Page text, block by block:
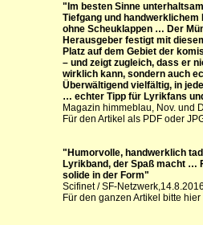
"Im besten Sinne
Tiefgang und handwerklichem
ohne Scheuklappen … Der
Herausgeber festigt mit
Platz auf dem Gebiet der
– und zeigt zugleich, dass er
wirklich kann, sondern auch
Überwältigend vielfältig, in
… echter Tipp für Lyrikfans
Magazin himmeblau, Nov. und
Für den Artikel als PDFoder
"Humorvolle, handwerklich
Lyrikband, der Spaß macht …
solide in der Form"
Scifinet / SF-
Für den ganzen Artikel bitte